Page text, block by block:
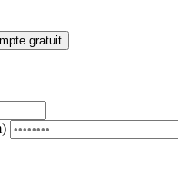
gratuit